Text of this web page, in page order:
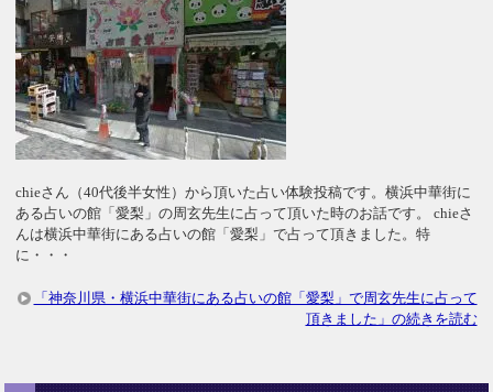
chieさん（40代後半女性）から頂いた占い体験投稿です。横浜中華街に
ある占いの館「愛梨」の周玄先生に占って頂いた時のお話です。 chieさ
んは横浜中華街にある占いの館「愛梨」で占って頂きました。特
に・・・
「神奈川県・横浜中華街にある占いの館「愛梨」で周玄先生に占って
頂きました」の続きを読む